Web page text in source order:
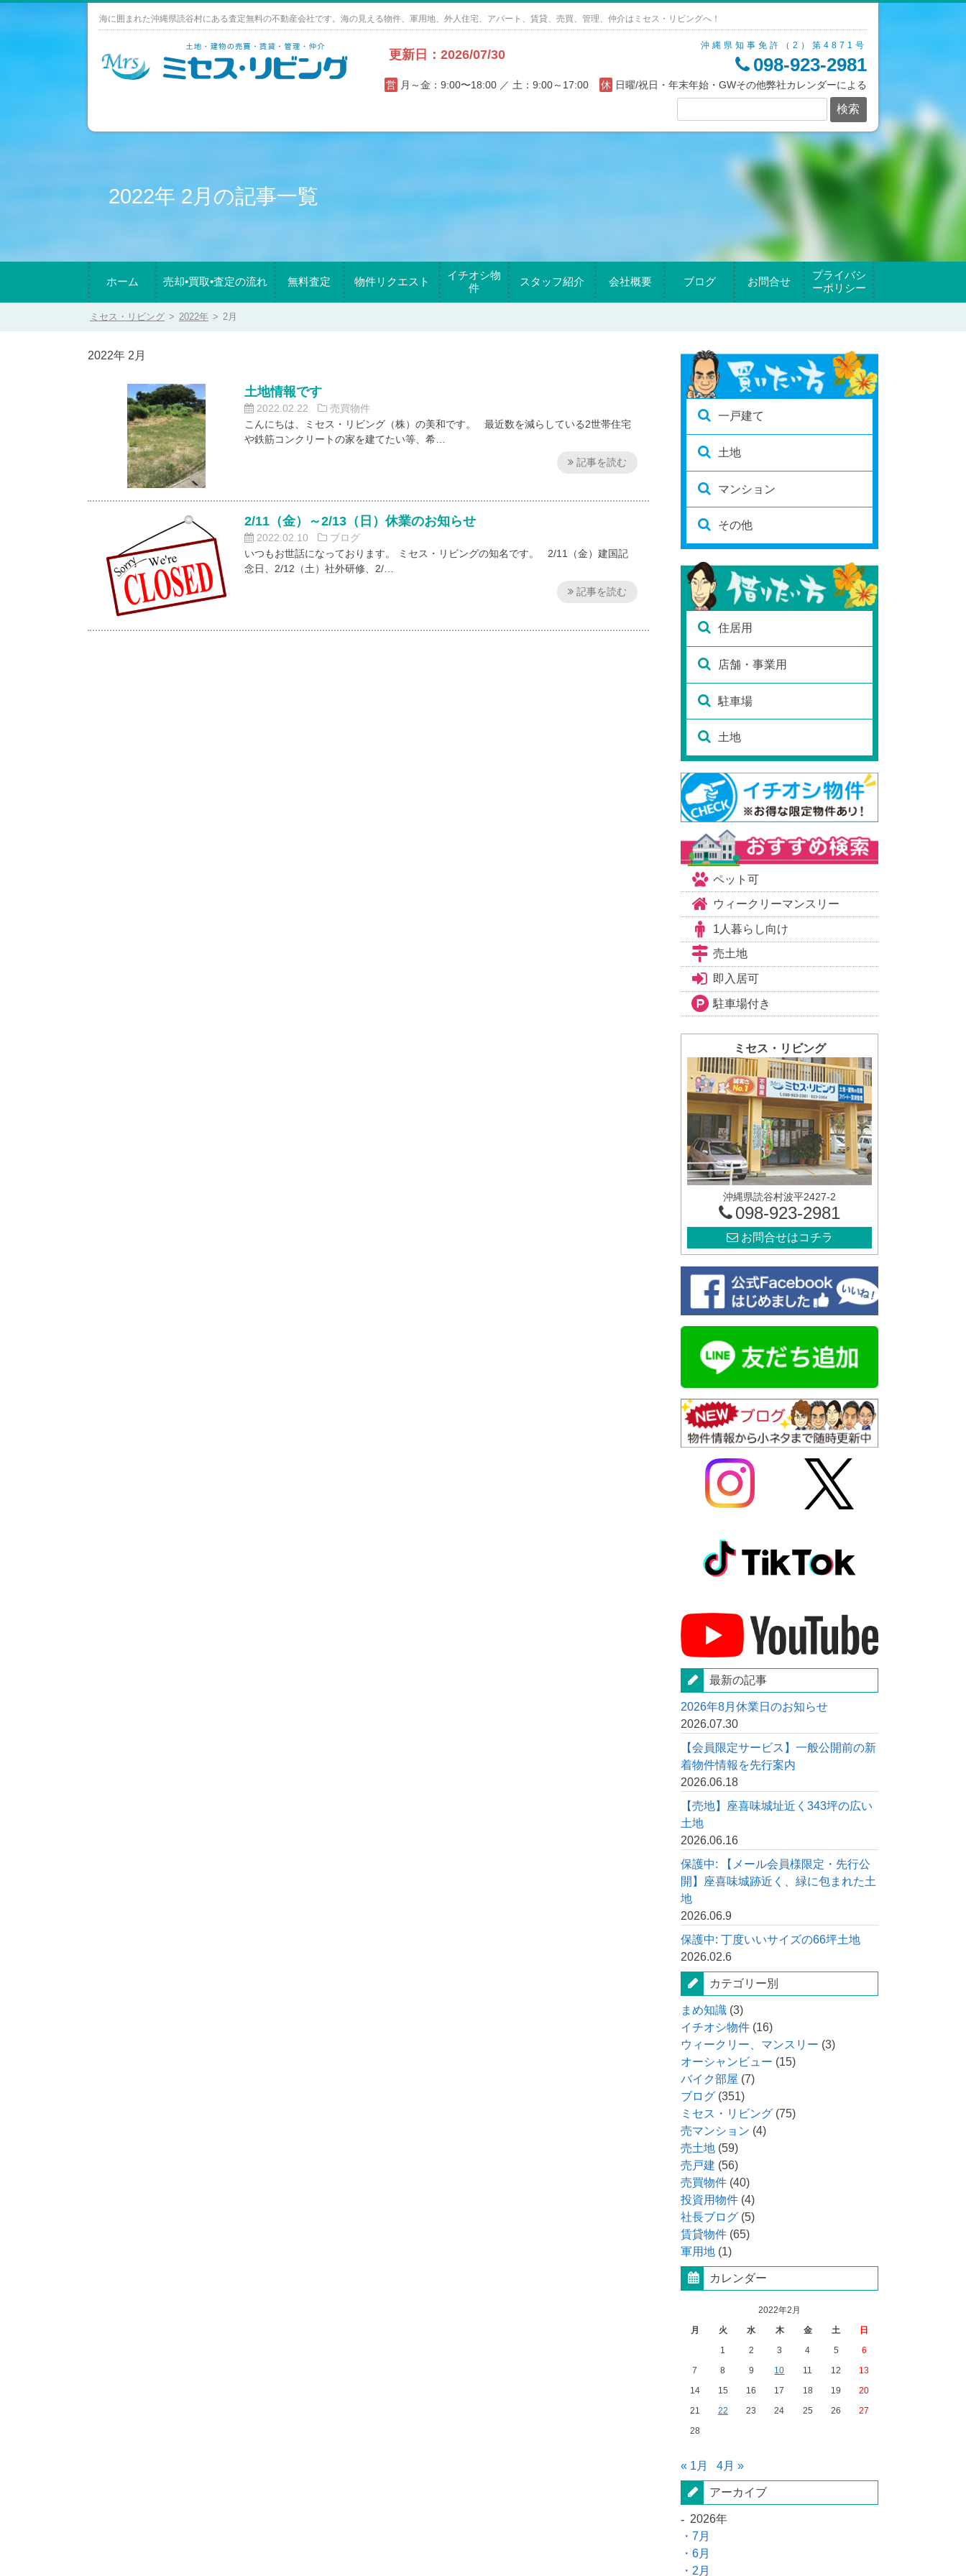
海に囲まれた沖縄県読谷村にある査定無料の不動産会社です。海の見える物件、軍用地、外人住宅、アパート、賃貸、売買、管理、仲介はミセス・リビングへ！
更新日：2026/07/30
沖縄県知事免許（2）第4871号
098-923-2981
営 月～金：9:00〜18:00 ／ 土：9:00～17:00 休 日曜/祝日・年末年始・GWその他弊社カレンダーによる
2022年 2月の記事一覧
ホーム 売却•買取•査定の流れ 無料査定 物件リクエスト
イチオシ物
件
スタッフ紹介 会社概要 ブログ お問合せ
プライバシ
ーポリシー
ミセス・リビング > 2022年 > 2月
2022年 2月
土地情報です
2022.02.22
売買物件
こんにちは、ミセス・リビング（株）の美和です。 最近数を減らしている2世帯住宅
や鉄筋コンクリートの家を建てたい等、希…
記事を読む
2/11（金）～2/13（日）休業のお知らせ
2022.02.10
ブログ
いつもお世話になっております。 ミセス・リビングの知名です。 2/11（金）建国記
念日、2/12（土）社外研修、2/…
記事を読む
一戸建て
土地
マンション
その他
住居用
店舗・事業用
駐車場
土地
ペット可
ウィークリーマンスリー
1人暮らし向け
売土地
即入居可
駐車場付き
ミセス・リビング
沖縄県読谷村波平2427-2
098-923-2981
お問合せはコチラ
最新の記事
2026年8月休業日のお知らせ
2026.07.30
【会員限定サービス】一般公開前の新
着物件情報を先行案内
2026.06.18
【売地】座喜味城址近く343坪の広い
土地
2026.06.16
保護中: 【メール会員様限定・先行公
開】座喜味城跡近く、緑に包まれた土
地
2026.06.9
保護中: 丁度いいサイズの66坪土地
2026.02.6
カテゴリー別
まめ知識 (3)
イチオシ物件 (16)
ウィークリー、マンスリー (3)
オーシャンビュー (15)
バイク部屋 (7)
ブログ (351)
ミセス・リビング (75)
売マンション (4)
売土地 (59)
売戸建 (56)
売買物件 (40)
投資用物件 (4)
社長ブログ (5)
賃貸物件 (65)
軍用地 (1)
カレンダー
2022年2月
月
火 水 木 金 土
日
1
2 3 4 5
6
7
8 9 10 11 12
13
14
15 16 17 18 19
20
21
22 23 24 25 26
27
28
« 1月 4月 »
アーカイブ
2026年
7月
6月
2月